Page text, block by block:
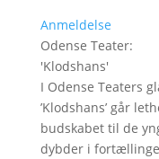
Anmeldelse
Odense Teater:
'Klodshans'
I Odense Teaters
’Klodshans’ går
budskabet til de
dybder i